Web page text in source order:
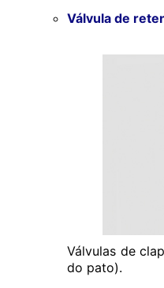
Válvula de
Válvulas de
do pato).